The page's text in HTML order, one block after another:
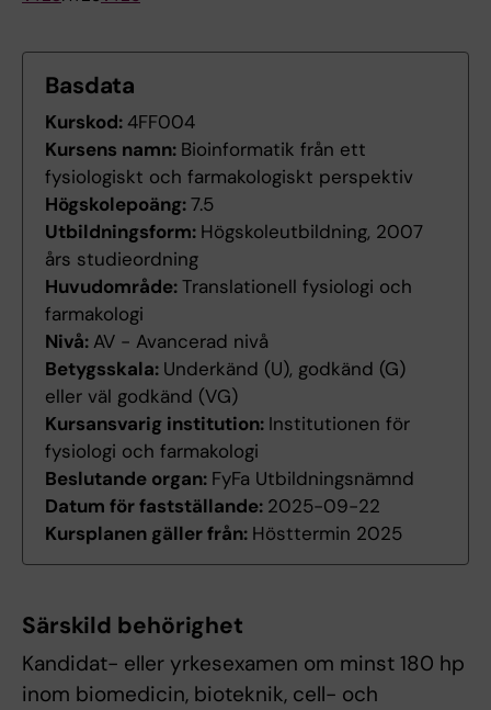
Basdata
Kurskod:4FF004
Kursens namn: Bioinformatik från ett
fysiologiskt och farmakologiskt perspektiv
Högskolepoäng:7.5
Utbildningsform: Högskoleutbildning, 2007
års studieordning
Huvudområde:Translationell fysiologi och
farmakologi
Nivå: AV - Avancerad nivå
Betygsskala: Underkänd (U), godkänd (G)
eller väl godkänd (VG)
Kursansvarig institution: Institutionen för
fysiologi och farmakologi
Beslutande organ: FyFa Utbildningsnämnd
Datum för fastställande: 2025-09-22
Kursplanen gäller från: Hösttermin 2025
Särskild behörighet
Kandidat- eller yrkesexamen om minst 180 hp
inom biomedicin, bioteknik, cell- och